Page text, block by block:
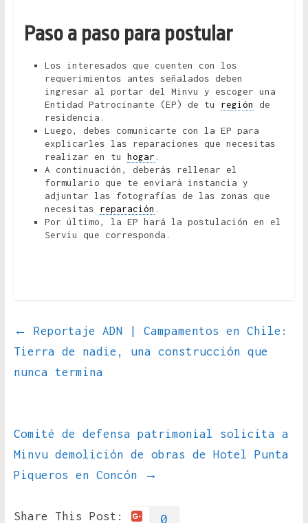
Paso a paso para postular
Los interesados que cuenten con los
requerimientos antes señalados deben
ingresar al portar del Minvu y escoger una
Entidad Patrocinante (EP) de tu región
de
residencia.
Luego, debes comunicarte con la EP para
explicarles las reparaciones que necesitas
realizar en tu hogar .
A continuación, deberás rellenar el
formulario que te enviará instancia y
adjuntar las fotografías de las zonas que
necesitas reparación .
Por último, la EP hará la postulación en el
Serviu que corresponda.
←
Reportaje ADN | Campamentos en Chile:
Tierra de nadie, una construcción que
nunca termina
Comité de defensa patrimonial solicita a
Minvu demolición de obras de Hotel Punta
Piqueros en Concón
→
Share This Post: 0